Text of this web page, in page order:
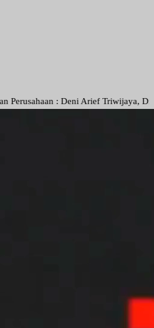
: Deni Arief Triwijaya, Direktur